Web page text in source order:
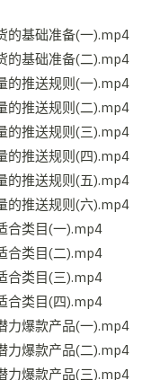
的基础准备(一).mp4
的基础准备(二).mp4
的推送规则(一).mp4
的推送规则(二).mp4
的推送规则(三).mp4
的推送规则(四).mp4
的推送规则(五).mp4
的推送规则(六).mp4
合类目(一).mp4
合类目(二).mp4
合类目(三).mp4
合类目(四).mp4
力爆款产品(一).mp4
力爆款产品(二).mp4
力爆款产品(三).mp4